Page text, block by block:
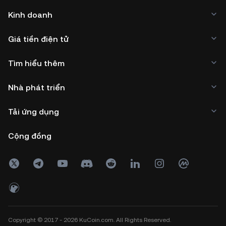
Kinh doanh
Giá tiền điện tử
Tìm hiểu thêm
Nhà phát triển
Tải ứng dụng
Cộng đồng
Copyright © 2017 - 2026 KuCoin.com. All Rights Reserved.